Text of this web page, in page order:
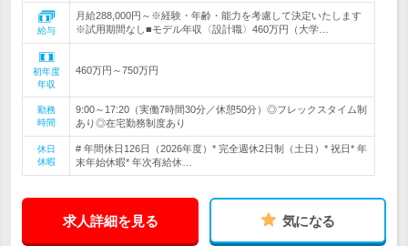
給与
月給288,000円～※経験・年齢・能力を考慮して決定いたします
※試用期間なし■モデル年収〈設計職〉460万円（大学…
初年度
年収
460万円～750万円
勤務
時間
9:00～17:20（実働7時間30分／休憩50分）◎フレックスタイム制
あり◎在宅勤務制度あり
休日
休暇
# 年間休日126日（2026年度）* 完全週休2日制（土日）* 祝日* 年
末年始休暇* 年次有給休…
求人詳細を見る 気になる